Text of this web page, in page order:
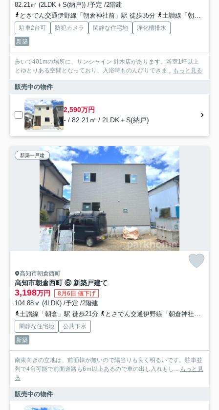
82.21㎡ (2LDK＋S(納戸)) /予定 /2階建
とさでん交通伊野線「朝倉神社前」駅 徒歩35分
土讃線「朝倉」駅 徒歩40分
駐車2台可 防犯カメラ 閑静な住宅地
浄化槽排水
新築
歩いて401mの場所に、サンシャイン 針木店があります。浴室1坪以上
とゆとりある空間となっており、入浴時ものんびりできま... もっと見る
販売中の物件
2,590万円
- / 82.21㎡ / 2LDK＋S(納戸)
新築一戸建
高知市朝倉西町
高知市朝倉西町 ⑥ 新築戸建て
3,198万円 8月6日 値下げ
104.88㎡ (4LDK) /予定 /2階建
土讃線「朝倉」駅 徒歩21分
とさでん交通伊野線「朝倉神社前」駅 徒歩23分
閑静な住宅地
公共下水
新築
南東向きの立地は、前面棟が無いので陽当りも良く明るいです。駐車並
列で4台可能で前面道路も6ｍ以上あるので車の出し入れもし... もっと見
る
販売中の物件